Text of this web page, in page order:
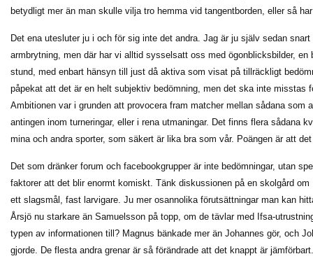
betydligt mer än man skulle vilja tro hemma vid tangentborden, eller så
Det ena utesluter ju i och för sig inte det andra. Jag är ju själv sedan
armbrytning, men där har vi alltid sysselsatt oss med ögonblicksbilder, en
stund, med enbart hänsyn till just då aktiva som visat på tillräckligt
påpekat att det är en helt subjektiv bedömning, men det ska inte misstas
Ambitionen var i grunden att provocera fram matcher mellan sådana som
antingen inom turneringar, eller i rena utmaningar. Det finns flera sådana
mina och andra sporter, som säkert är lika bra som vår. Poängen är att
Det som dränker forum och facebookgrupper är inte bedömningar, utan
faktorer att det blir enormt komiskt. Tänk diskussionen på en skolgård
ett slagsmål, fast larvigare. Ju mer osannolika förutsättningar man kan
Årsjö nu starkare än Samuelsson på topp, om de tävlar med Ifsa-
typen av informationen till? Magnus bänkade mer än Johannes gör, och
gjorde. De flesta andra grenar är så förändrade att det knappt är